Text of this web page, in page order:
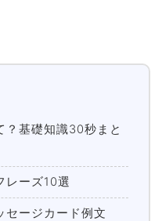
？基礎知識30秒まと
レーズ10選
セージカード例文